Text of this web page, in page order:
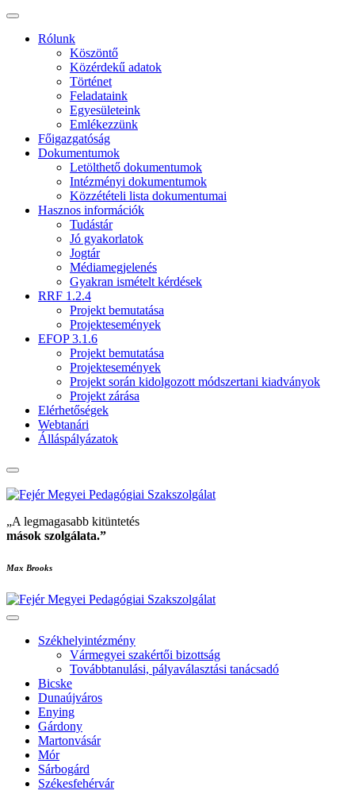
Rólunk
Köszöntő
Közérdekű adatok
Történet
Feladataink
Egyesületeink
Emlékezzünk
Főigazgatóság
Dokumentumok
Letölthető dokumentumok
Intézményi dokumentumok
Közzétételi lista dokumentumai
Hasznos információk
Tudástár
Jó gyakorlatok
Jogtár
Médiamegjelenés
Gyakran ismételt kérdések
RRF 1.2.4
Projekt bemutatása
Projektesemények
EFOP 3.1.6
Projekt bemutatása
Projektesemények
Projekt során kidolgozott módszertani kiadványok
Projekt zárása
Elérhetőségek
Webtanári
Álláspályázatok
„A legmagasabb kitüntetés
mások szolgálata.”
Max Brooks
Székhelyintézmény
Vármegyei szakértői bizottság
Továbbtanulási, pályaválasztási tanácsadó
Bicske
Dunaújváros
Enying
Gárdony
Martonvásár
Mór
Sárbogárd
Székesfehérvár